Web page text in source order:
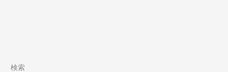
検索